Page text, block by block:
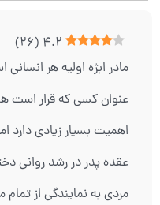
4.2
(
26
)
مادر ابژه اولیه هر
عنوان کسی که قرار است
اهمیت بسیار زیادی دارد
عقده پدر در رشد روانی
مردی به نمایندگی از